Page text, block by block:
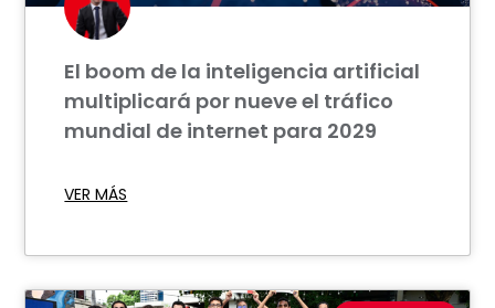
El boom de la inteligencia artificial
multiplicará por nueve el tráfico
mundial de internet para 2029
VER MÁS